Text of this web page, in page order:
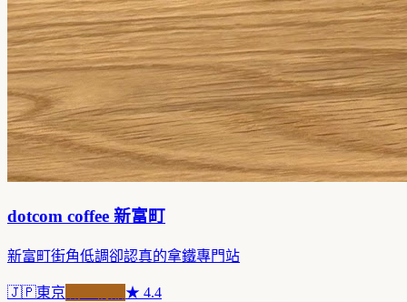
dotcom coffee 新富町
新富町街角低調卻認真的拿鐵專門站
🇯🇵東京 ★ 4.4